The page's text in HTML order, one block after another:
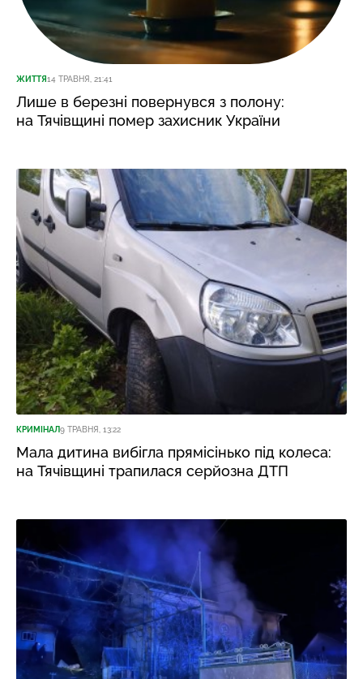
ЖИТТЯ14 ТРАВНЯ, 21:41
Лише в березні повернувся з полону:
на Тячівщині помер захисник України
КРИМІНАЛ9 ТРАВНЯ, 13:22
Мала дитина вибігла прямісінько під колеса:
на Тячівщині трапилася серйозна ДТП